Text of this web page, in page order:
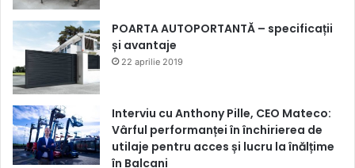
POARTA AUTOPORTANTĂ – specificații
și avantaje
22 aprilie 2019
Interviu cu Anthony Pille, CEO Mateco:
Vârful performanței în închirierea de
utilaje pentru acces și lucru la înălțime
în Balcani